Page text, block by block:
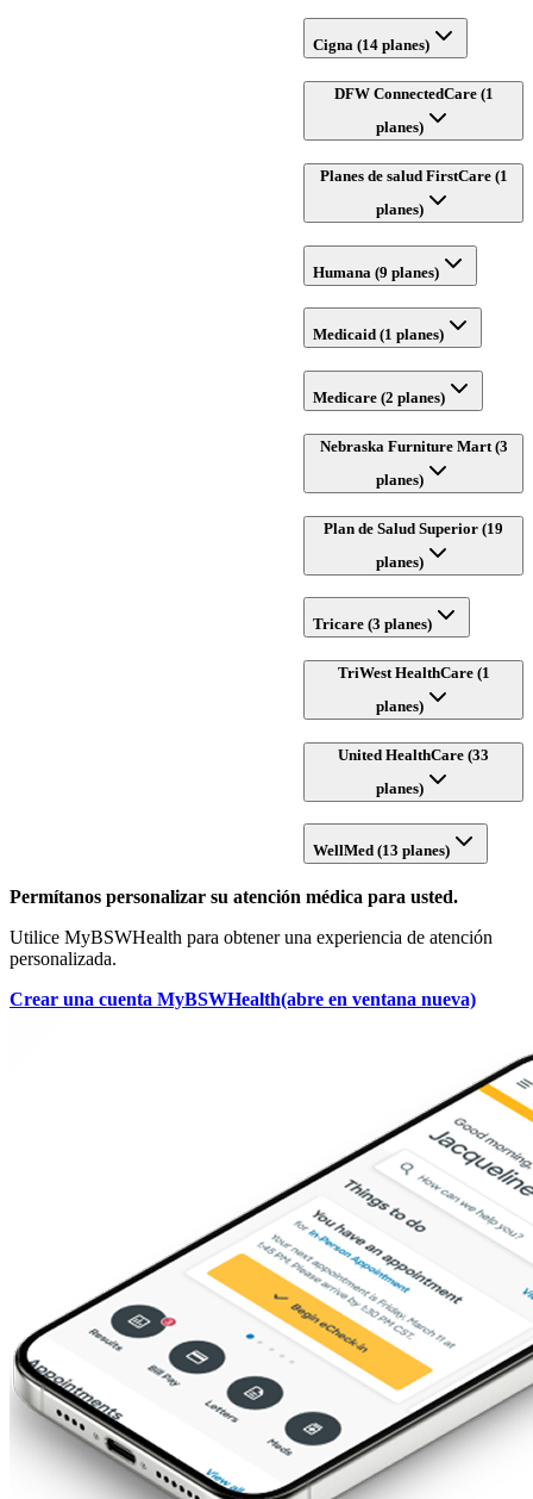
Cigna (14 planes)
DFW ConnectedCare (1
planes)
Planes de salud FirstCare (1
planes)
Humana (9 planes)
Medicaid (1 planes)
Medicare (2 planes)
Nebraska Furniture Mart (3
planes)
Plan de Salud Superior (19
planes)
Tricare (3 planes)
TriWest HealthCare (1
planes)
United HealthCare (33
planes)
WellMed (13 planes)
Permítanos personalizar su atención médica para usted.
Utilice MyBSWHealth para obtener una experiencia de atención
personalizada.
Crear una cuenta MyBSWHealth(abre en ventana nueva)